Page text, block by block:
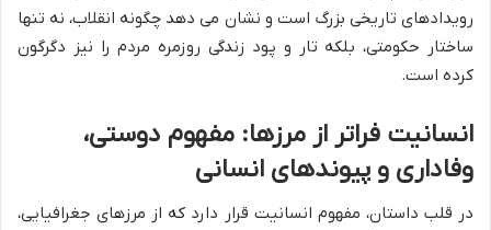
رویدادهای تاریخی بزرگ است و نشان می دهد چگونه انقلاب، نه تنها
ساختار حکومتی، بلکه تار و پود زندگی روزمره مردم را نیز دگرگون
کرده است.
انسانیت فراتر از مرزها: مفهوم دوستی،
وفاداری و پیوندهای انسانی
در قلب داستان، مفهوم انسانیت قرار دارد که از مرزهای جغرافیایی،